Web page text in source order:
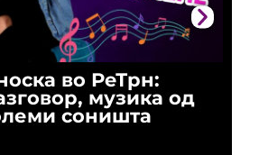
во РеТрн:
музика од
соништа